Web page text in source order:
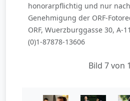
honorarpflichtig und nur
Genehmigung der ORF-
ORF, Wuerzburggasse 30, A-
(0)1-87878-13606
Bild 7 von